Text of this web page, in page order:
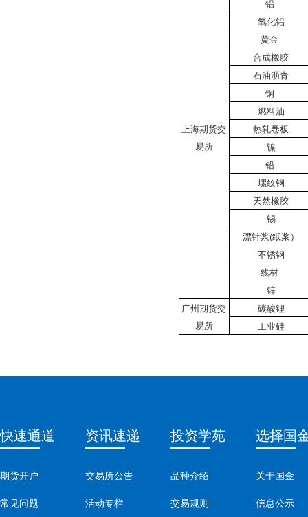
上海期货交
易所
铝
氧化铝
黄金
合成橡胶
石油沥青
铜
燃料油
热轧卷板
镍
铅
螺纹钢
天然橡胶
锡
漂针浆(纸浆）
不锈钢
线材
锌
广州期货交
易所
碳酸锂
工业硅
快速通道
期货开户
常见问题
资讯速递
交易所公告
活动专栏
投资学苑
品种介绍
交易规则
选择国
关于国金
信息公示